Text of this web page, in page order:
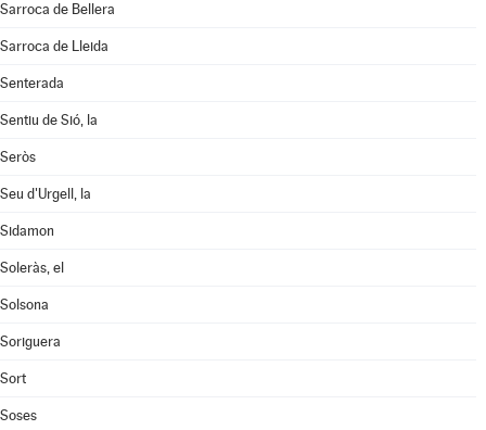
Sarroca de Bellera
Sarroca de Lleida
Senterada
Sentiu de Sió, la
Seròs
Seu d'Urgell, la
Sidamon
Soleràs, el
Solsona
Soriguera
Sort
Soses